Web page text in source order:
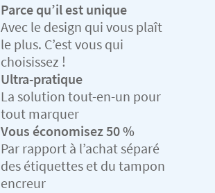
Parce qu’il est unique
Avec le design qui vous plaît
le plus. C’est vous qui
choisissez !
Ultra-pratique
La solution tout-en-un pour
tout marquer
Vous économisez 50 %
Par rapport à l’achat séparé
des étiquettes et du tampon
encreur